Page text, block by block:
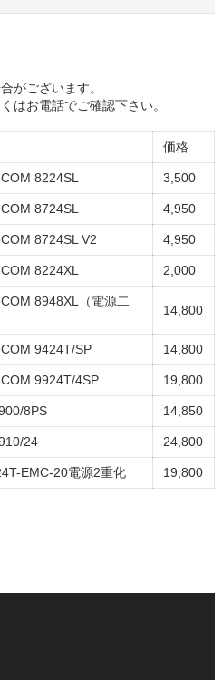
がございます。
はお電話でご確認下さい。
価格
8224SL 3,500
8724SL 4,950
8724SL V2 4,950
8224XL 2,000
8948XL（電源二
14,800
9424T/SP 14,800
9924T/4SP 19,800
8PS 14,850
24 24,800
EMC-20電源2重化 19,800